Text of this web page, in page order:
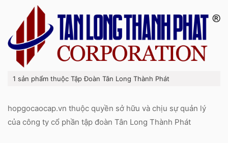
1 sản phẩm thuộc Tập Đoàn Tân Long Thành Phát
hopgocaocap.vn thuộc quyền sở hữu và chịu sự quản lý
của công ty cổ phần tập đoàn Tân Long Thành Phát